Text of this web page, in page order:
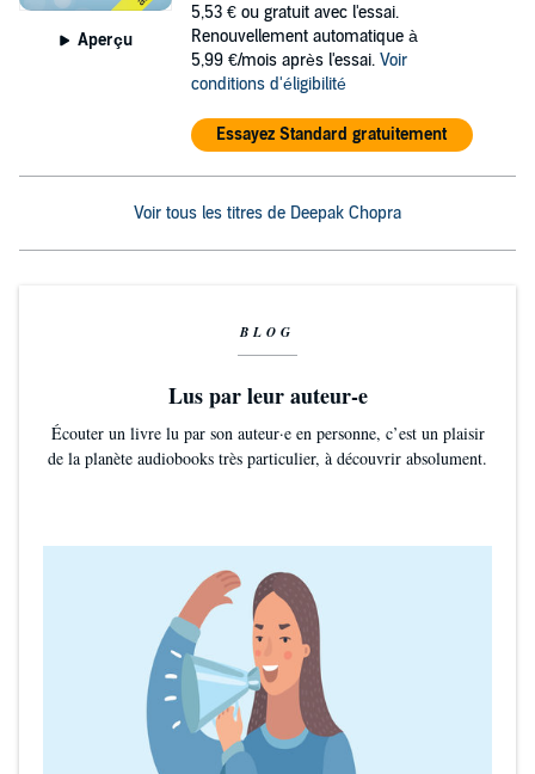
Aperçu
5,53 € ou gratuit avec l'essai.
Renouvellement automatique à
5,99 €/mois après l'essai. Voir
conditions d'éligibilité
Essayez Standard gratuitement
Voir tous les titres de Deepak Chopra
BLOG
Lus par leur auteur-e
Écouter un livre lu par son auteur·e en personne, c’est un plaisir
de la planète audiobooks très particulier, à découvrir absolument.